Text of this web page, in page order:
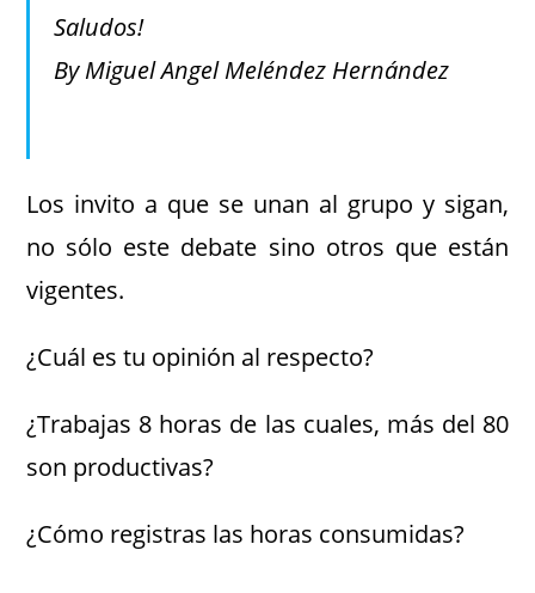
Saludos!
By Miguel Angel Meléndez Hernández
Los invito a que se unan al grupo y sigan,
no sólo este debate sino otros que están
vigentes.
¿Cuál es tu opinión al respecto?
¿Trabajas 8 horas de las cuales, más del 80
son productivas?
¿Cómo registras las horas consumidas?